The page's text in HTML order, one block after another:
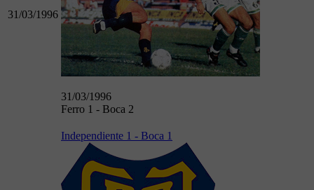
31/03/1996
31/03/1996
Ferro 1 - Boca 2
Independiente 1 - Boca 1